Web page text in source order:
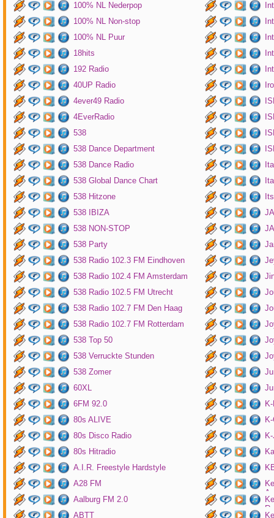
100% NL Nederpop
100% NL Non-stop
100% NL Puur
18hits
192 Radio
40UP Radio
4ever49 Radio
4EverRadio
538
538 Dance Department
538 Dance Radio
538 Global Dance Chart
538 Hitzone
538 IBIZA
538 NON-STOP
538 Party
538 Radio 102.3 FM Eindhoven
538 Radio 102.4 FM Amsterdam
538 Radio 102.5 FM Utrecht
538 Radio 102.7 FM Den Haag
538 Radio 102.7 FM Rotterdam
538 Top 50
538 Verruckte Stunden
538 Zomer
60XL
6FM 92.0
80s ALIVE
80s Disco Radio
80s Hitradio
A.I.R. Freestyle Hardstyle
A28 FM
Aalburg FM 2.0
ABTT